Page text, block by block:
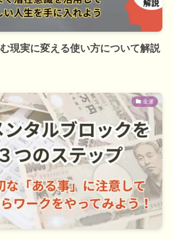
現実に変える使い方について解説
金運